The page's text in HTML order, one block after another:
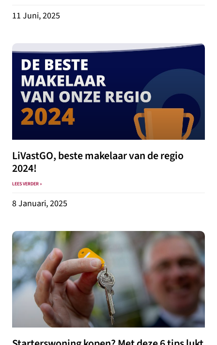
11 Juni, 2025
LiVastGO, beste makelaar van de regio
2024!
LEES VERDER »
8 Januari, 2025